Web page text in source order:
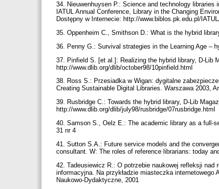
34. Nieuwenhuysen P.: Science and technology
IATUL Annual Conference, Library in the Changing
Dostępny w Internecie: http://www.biblos.pk.edu.pl/
35. Oppenheim C., Smithson D.: What is the hybrid
36. Penny G.: Survival strategies in the Learning Age –
37. Pinfield S. [et al.]: Realizing the hybrid library, D-Lib
http://www.dlib.org/dlib/october98/10pinfield.html
38. Ross S.: Przesiadka w Wigan: dygitalne
Creating Sustainable Digital Libraries. Warszawa 2003,
39. Rusbridge C.: Towards the hybrid library, D-Lib
http://www.dlib.org/dlib/july98/rusbridge/07rusbridge.html
40. Samson S., Oelz E.: The academic library as a full-
31 nr 4
41. Sutton S.A.: Future service models and the
consultant. W: The roles of reference librarians: today
42. Tadeusiewicz R.: O potrzebie naukowej refleksji nad
informacyjna. Na przykładzie miasteczka
Naukowo-Dydaktyczne, 2001